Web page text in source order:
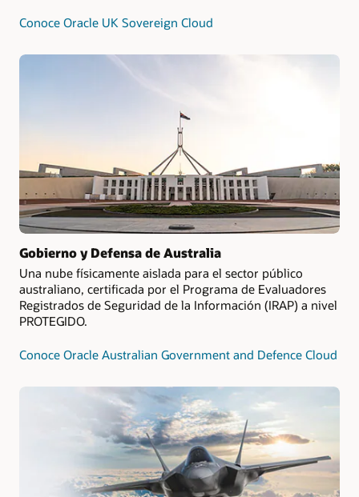
Conoce Oracle UK Sovereign Cloud
Gobierno y Defensa de Australia
Una nube físicamente aislada para el sector público
australiano, certificada por el Programa de Evaluadores
Registrados de Seguridad de la Información (IRAP) a nivel
PROTEGIDO.
Conoce Oracle Australian Government and Defence Cloud